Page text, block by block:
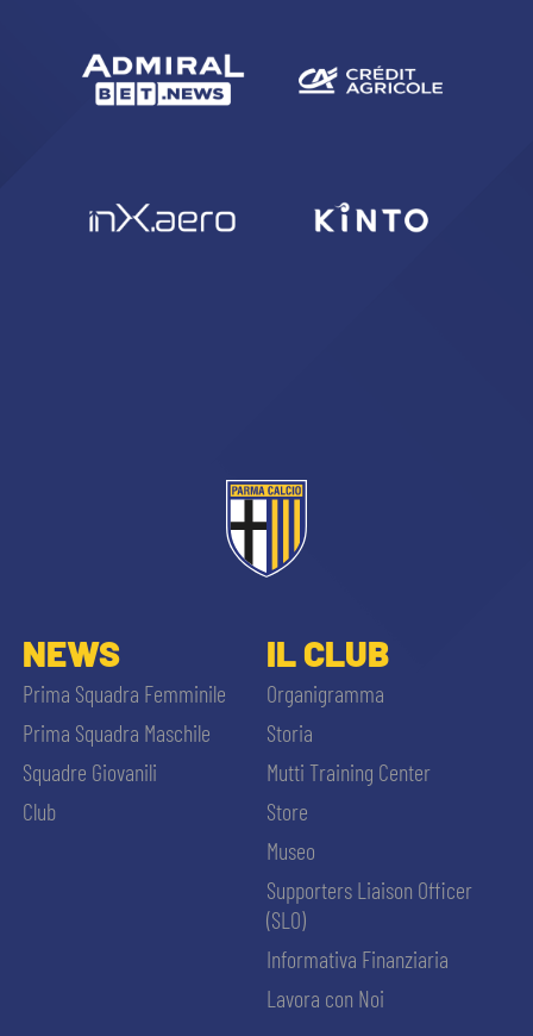
NEWS
Prima Squadra Femminile
Prima Squadra Maschile
Squadre Giovanili
Club
IL CLUB
Organigramma
Storia
Mutti Training Center
Store
Museo
Supporters Liaison Officer
(SLO)
Informativa Finanziaria
Lavora con Noi
ACCETTA E SALVA